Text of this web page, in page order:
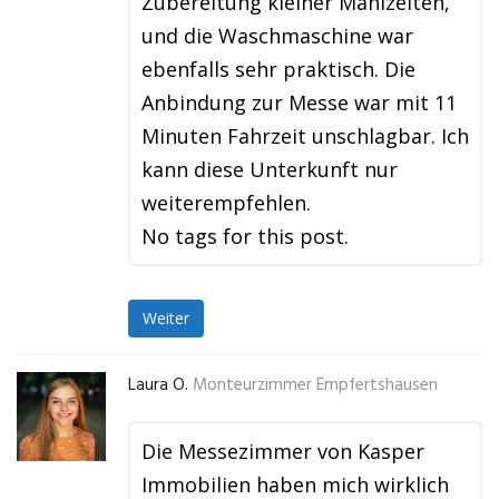
und die Waschmaschine war
ebenfalls sehr praktisch. Die
Anbindung zur Messe war mit 11
Minuten Fahrzeit unschlagbar. Ich
kann diese Unterkunft nur
weiterempfehlen.
No tags for this post.
Weiter
Laura O. Monteurzimmer Empfertshausen
Die Messezimmer von Kasper
Immobilien haben mich wirklich